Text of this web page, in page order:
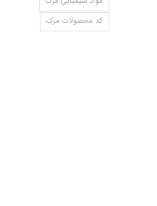
کد محصولات مرک